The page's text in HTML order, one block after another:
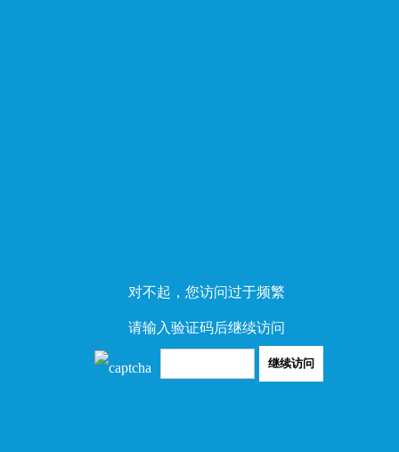
对不起，您访问过于频繁
请输入验证码后继续访问
继续访问